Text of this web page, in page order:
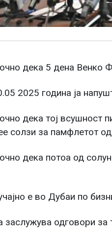
дека 5 дена Венко
2025 година ја
дека тој всушност
солзи за памфлетот
дека потоа од
е во Дубаи по
заслужува одговори